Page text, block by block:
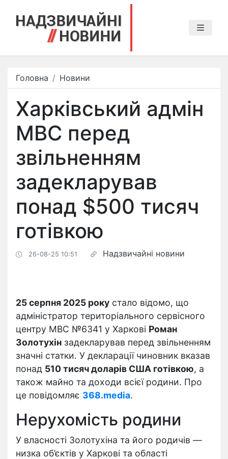
Головна Новини
Харківський адмін
МВС перед
звільненням
задекларував
понад $500 тисяч
готівкою
26-08-25 10:51 Надзвичайні новини
25 серпня 2025 року стало відомо, що
адміністратор територіального сервісного
центру МВС №6341 у Харкові Роман
Золотухін задекларував перед звільненням
значні статки. У декларації чиновник вказав
понад 510 тисяч доларів США готівкою, а
також майно та доходи всієї родини. Про
це повідомляє 368.media.
Нерухомість родини
У власності Золотухіна та його родичів —
низка об’єктів у Харкові та області